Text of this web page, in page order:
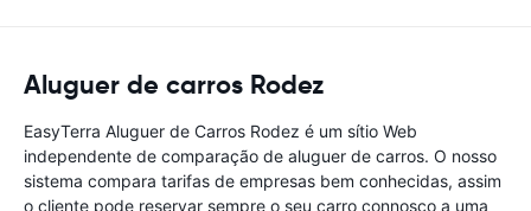
Aluguer de carros Rodez
EasyTerra Aluguer de Carros Rodez é um sítio Web
independente de comparação de aluguer de carros. O nosso
sistema compara tarifas de empresas bem conhecidas, assim
o cliente pode reservar sempre o seu carro connosco a uma